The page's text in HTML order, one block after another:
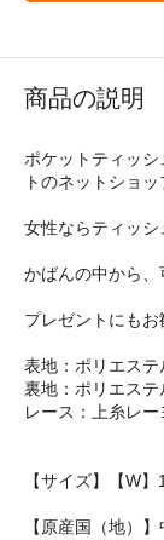
商品の説明
ポケットティッ
トのネットショ
女性ならティッシ
かばんの中から、
プレゼントにもお
表地：ポリエステ
裏地：ポリエス
レース：上糸レ
【サイズ】【W
【原産国（地）】